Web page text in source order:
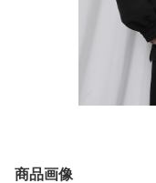
商品画像